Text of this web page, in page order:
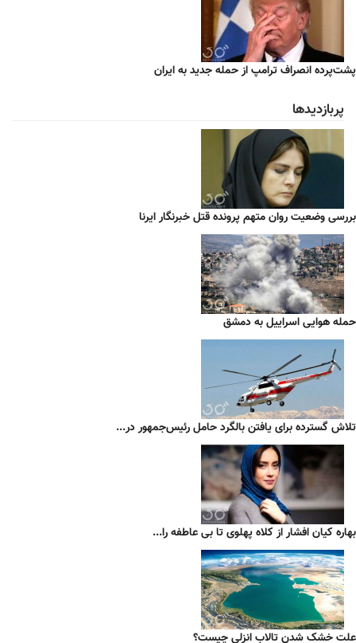
پشت‌پرده انصراف ترامپ از حمله جدید به ایران
پربازدیدها
بررسی وضعیت روان متهم پرونده قتل خبرنگار ایرنا
حمله هوایی اسراییل به دمشق
تلاش گسترده برای یافتن بالگرد حامل رئیس‌جمهور در...
بهاره کیان افشار از کلاه پهلوی تا بی عاطفه را...
علت خشک شدن تالاب انزلی چیست؟